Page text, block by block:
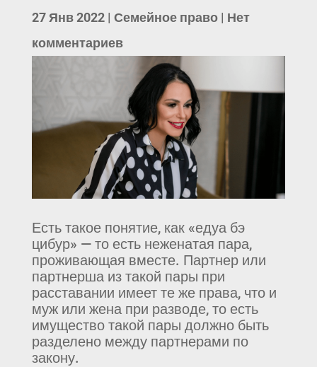
27 Янв 2022| Семейное право| Нет
комментариев
Есть такое понятие, как «едуа бэ
цибур» — то есть неженатая пара,
проживающая вместе. Партнер или
партнерша из такой пары при
расставании имеет те же права, что и
муж или жена при разводе, то есть
имущество такой пары должно быть
разделено между партнерами по
закону.